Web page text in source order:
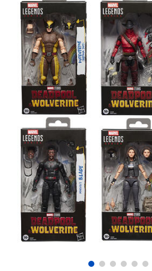
拼砌組合及樂高LEGO
玩具車,貨車,火車及遙控
手工藝,文具,蠟筆,泥膠,畫
娃娃, 芭比,收藏公仔
電子玩具
遊戲及拼圖系列
益智學習玩具
戶外及運動用品
Spider-Man蜘蛛俠
Mini Brands
Play-Doh培樂多
Pokemon寶可夢
playpop
LEGO樂高
LeapFrog跳跳蛙
5~7歳
8~11歳
12~14歳
14歳以上